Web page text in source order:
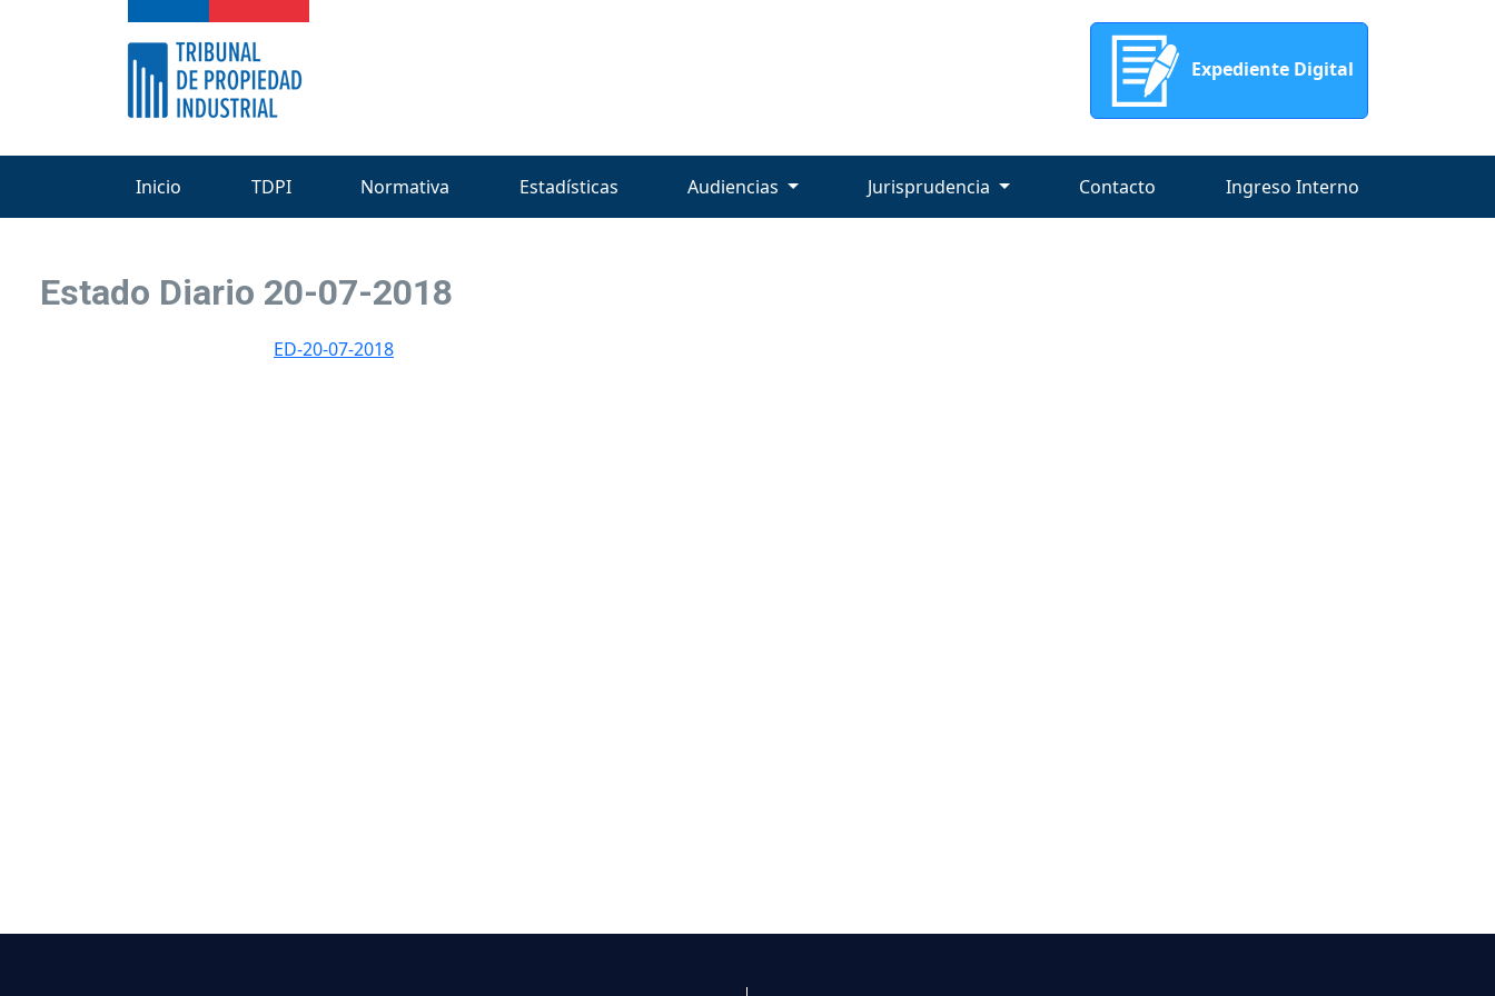
Expediente Digital
Inicio TDPI Normativa Estadísticas Audiencias Jurisprudencia Contacto Ingreso Interno
Estado Diario 20-07-2018
ED-20-07-2018